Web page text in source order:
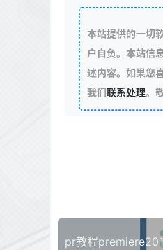
本站提供的一切
户自负。本站信
述内容。如果您
我们联系处理。
pr教程